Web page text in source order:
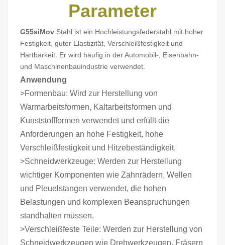
Parameter
G55siMov Stahl ist ein Hochleistungsfederstahl mit hoher
Festigkeit, guter Elastizität, Verschleißfestigkeit und
Härtbarkeit. Er wird häufig in der Automobil-, Eisenbahn-
und Maschinenbauindustrie verwendet.
Anwendung
>Formenbau: Wird zur Herstellung von
Warmarbeitsformen, Kaltarbeitsformen und
Kunststoffformen verwendet und erfüllt die
Anforderungen an hohe Festigkeit, hohe
Verschleißfestigkeit und Hitzebeständigkeit.
>Schneidwerkzeuge: Werden zur Herstellung
wichtiger Komponenten wie Zahnrädern, Wellen
und Pleuelstangen verwendet, die hohen
Belastungen und komplexen Beanspruchungen
standhalten müssen.
>Verschleißfeste Teile: Werden zur Herstellung von
Schneidwerkzeugen wie Drehwerkzeugen, Fräsern